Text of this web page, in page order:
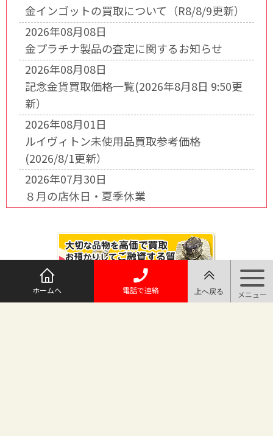
金インゴットの買取について（R8/8/9更新）
2026年08月08日
金プラチナ製品の査定に関するお知らせ
2026年08月08日
記念金貨買取価格一覧(2026年8月8日 9:50更
新）
2026年08月01日
ルイヴィトン未使用品買取参考価格
(2026/8/1更新）
2026年07月30日
８月の店休日・夏季休業
ホームへ 電話で連絡